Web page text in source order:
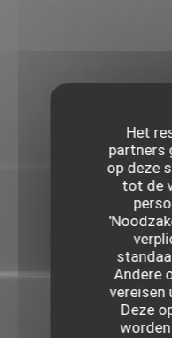
Het
partners
op deze
tot de
Andere
vereisen
Deze